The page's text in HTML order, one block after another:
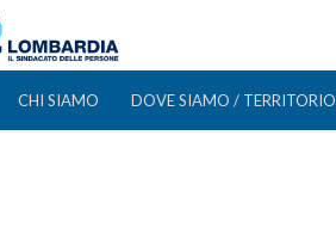
CHI SIAMO DOVE SIAMO / TERRITORIO